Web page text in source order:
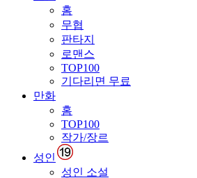
홈
무협
판타지
로맨스
TOP100
기다리면 무료
만화
홈
TOP100
작가/장르
성인
성인 소설